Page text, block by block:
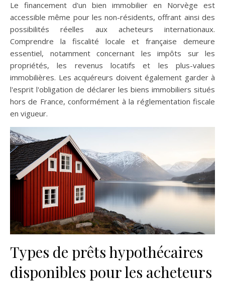
Le financement d'un bien immobilier en Norvège est
accessible même pour les non-résidents, offrant ainsi des
possibilités réelles aux acheteurs internationaux.
Comprendre la fiscalité locale et française demeure
essentiel, notamment concernant les impôts sur les
propriétés, les revenus locatifs et les plus-values
immobilières. Les acquéreurs doivent également garder à
l'esprit l'obligation de déclarer les biens immobiliers situés
hors de France, conformément à la réglementation fiscale
en vigueur.
Types de prêts hypothécaires
disponibles pour les acheteurs